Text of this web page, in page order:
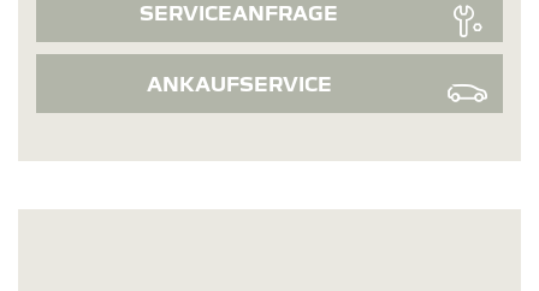
SERVICEANFRAGE
ANKAUFSERVICE